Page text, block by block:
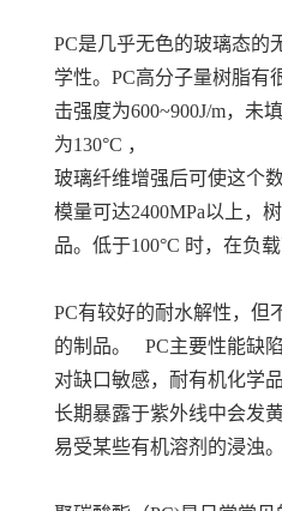
PC是几乎无色的玻璃态的
学性。PC高分子量树脂有
击强度为600~900J/m，未
为130°C ，
玻璃纤维增强后可使这个
模量可达2400MPa以上，
品。低于100°C 时，在负
PC有较好的耐水解性，但
的制品。 PC主要性能缺
对缺口敏感，耐有机化学
长期暴露于紫外线中会发
易受某些有机溶剂的浸浊。